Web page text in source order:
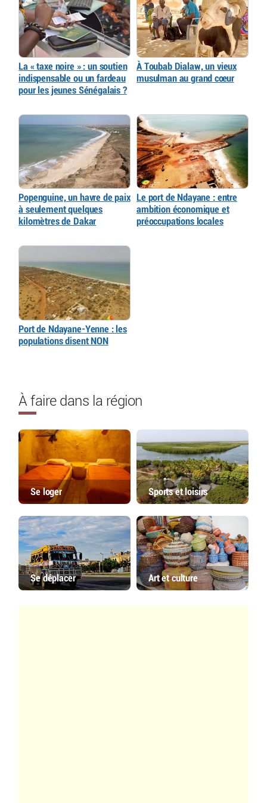
La « taxe noire » : un soutien
indispensable ou un fardeau
pour les jeunes Sénégalais ?
À Toubab Dialaw, un vieux
musulman au grand cœur
Popenguine, un havre de paix
à seulement quelques
kilomètres de Dakar
Le port de Ndayane : entre
ambition économique et
préoccupations locales
Port de Ndayane-Yenne : les
populations disent NON
À faire dans la région
Se loger Sports et loisirs
Se déplacer Art et culture